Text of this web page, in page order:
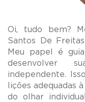
Oi, tudo bem?
Santos De
Meu papel é
desenvolver
independente.
lições adequadas
do olhar